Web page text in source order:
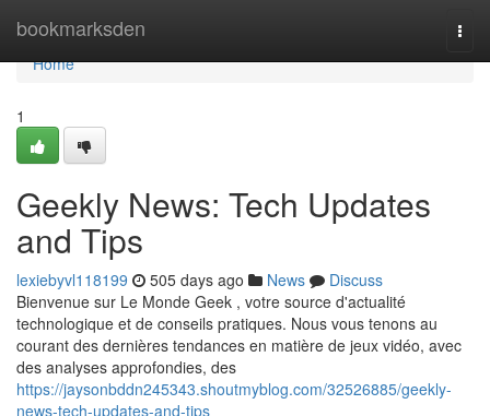
bookmarksden
Home
Home
1
Geekly News: Tech Updates
and Tips
lexiebyvl118199 505 days ago News
Discuss
Bienvenue sur Le Monde Geek , votre source d'actualité
technologique et de conseils pratiques. Nous vous tenons au
courant des dernières tendances en matière de jeux vidéo, avec
des analyses approfondies, des
https://jaysonbddn245343.shoutmyblog.com/32526885/geekly-
news-tech-updates-and-tips